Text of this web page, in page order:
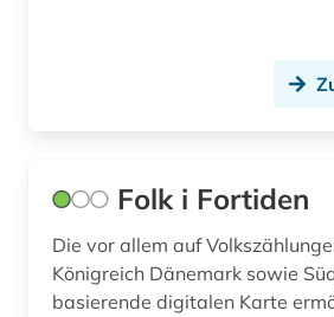
kaufmann (1)
kirchenbuch (3)
Folk i Fortiden
Die vor allem auf
Königreich Dänemark sowie
basierende digitalen Karte